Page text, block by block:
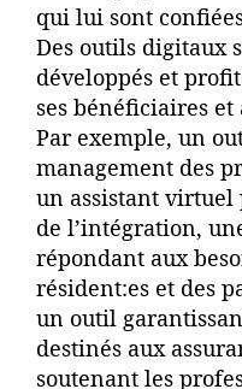
qui lui sont
Des outils digitaux
développés et
ses bénéficiaires
Par exemple, un
management des
un assistant virtuel
de l’intégration,
répondant aux
résident:es et des
un outil
destinés aux
soutenant les